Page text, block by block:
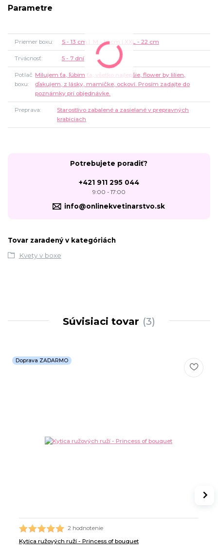
Parametre
Priemer boxu S - 13 cm | M - 16 cm | XXL - 22 cm
Trvácnosť 5 - 7 dní
Potlač
boxu
Milujem ťa, ľúbim ťa, všetko najlepšie, flower by lilien,
ďakujem, z lásky, mamičke, ockovi. Prosím zadajte do
poznámky pri objednávke.
Preprava
Starostlivo zabalené a zasielané v prepravných
krabiciach
Potrebujete poradiť?
+421 911 295 044
9:00 - 17:00
info@onlinekvetinarstvo.sk
Tovar zaradený v kategóriách
Kvety v boxe
Súvisiaci tovar 3
Doprava ZADARMO
2 hodnotenie
Kytica ružových ruží - Princess of bouquet